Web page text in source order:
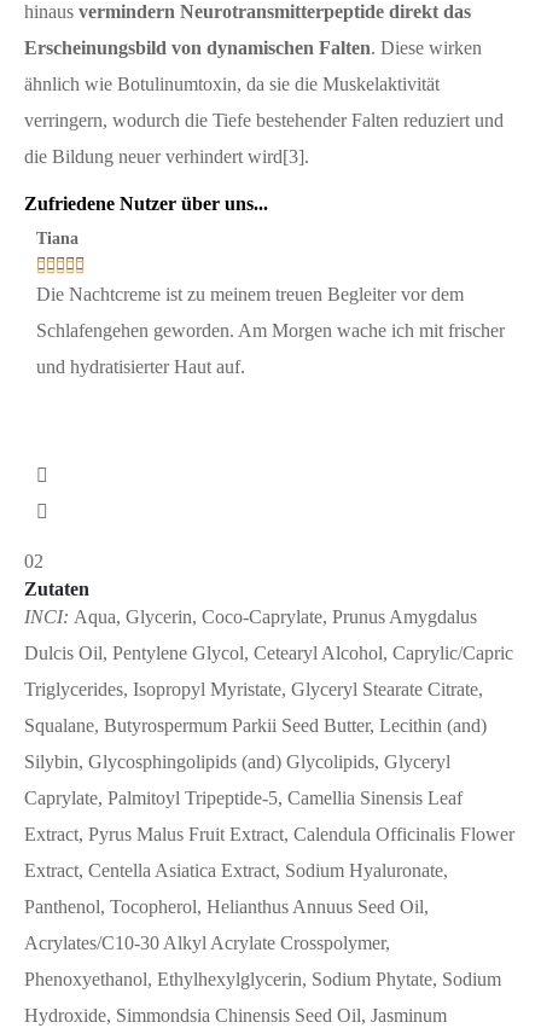
hinaus vermindern Neurotransmitterpeptide direkt das
Erscheinungsbild von dynamischen Falten. Diese wirken
ähnlich wie Botulinumtoxin, da sie die Muskelaktivität
verringern, wodurch die Tiefe bestehender Falten reduziert und
die Bildung neuer verhindert wird[3].
Zufriedene Nutzer über uns...
Tiana

Die Nachtcreme ist zu meinem treuen Begleiter vor dem
Schlafengehen geworden. Am Morgen wache ich mit frischer
und hydratisierter Haut auf.
02
Zutaten
INCI: Aqua, Glycerin, Coco-Caprylate, Prunus Amygdalus
Dulcis Oil, Pentylene Glycol, Cetearyl Alcohol, Caprylic/Capric
Triglycerides, Isopropyl Myristate, Glyceryl Stearate Citrate,
Squalane, Butyrospermum Parkii Seed Butter, Lecithin (and)
Silybin, Glycosphingolipids (and) Glycolipids, Glyceryl
Caprylate, Palmitoyl Tripeptide-5, Camellia Sinensis Leaf
Extract, Pyrus Malus Fruit Extract, Calendula Officinalis Flower
Extract, Centella Asiatica Extract, Sodium Hyaluronate,
Panthenol, Tocopherol, Helianthus Annuus Seed Oil,
Acrylates/C10-30 Alkyl Acrylate Crosspolymer,
Phenoxyethanol, Ethylhexylglycerin, Sodium Phytate, Sodium
Hydroxide, Simmondsia Chinensis Seed Oil, Jasminum